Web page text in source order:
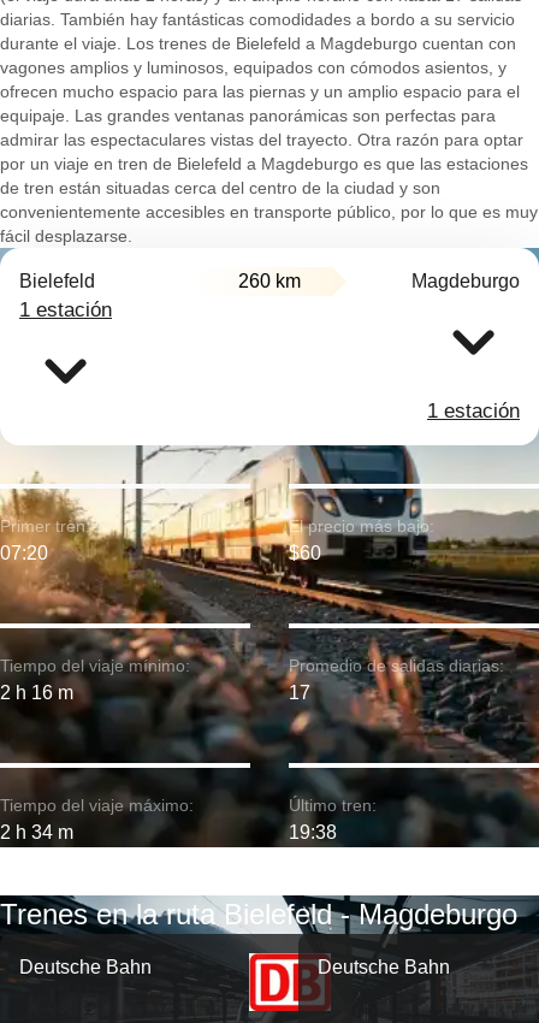
diarias. También hay fantásticas comodidades a bordo a su servicio
durante el viaje. Los trenes de Bielefeld a Magdeburgo cuentan con
vagones amplios y luminosos, equipados con cómodos asientos, y
ofrecen mucho espacio para las piernas y un amplio espacio para el
equipaje. Las grandes ventanas panorámicas son perfectas para
admirar las espectaculares vistas del trayecto. Otra razón para optar
por un viaje en tren de Bielefeld a Magdeburgo es que las estaciones
de tren están situadas cerca del centro de la ciudad y son
convenientemente accesibles en transporte público, por lo que es muy
fácil desplazarse.
Bielefeld 260 km Magdeburgo
1 estación
1 estación
Tiempo del viaje mínimo:
2 h 16 m
Primer tren:
07:20
Tiempo del viaje máximo:
2 h 34 m
El precio más bajo:
$60
Promedio de salidas diarias:
17
Último tren:
19:38
Trenes en la ruta Bielefeld - Magdeburgo
Deutsche Bahn Deutsche Bahn